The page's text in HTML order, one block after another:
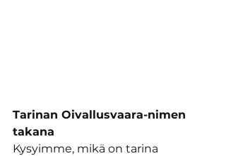
Tarinan Oivallusvaara-nimen
takana
Kysyimme, mikä on tarina